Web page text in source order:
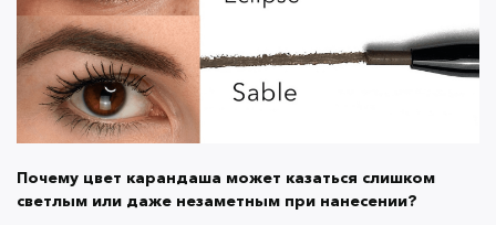
Недавно в ассортименте OK Beauty появилось три
тела. Преимущество жидких хайлайтеров перед
сухими в многофункциональности: их можно
Почему цвет карандаша может казаться слишком
светлым или даже незаметным при нанесении?